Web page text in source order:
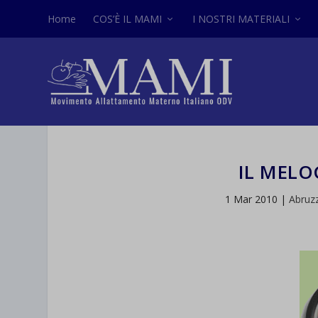
Home COS’È IL MAMI I NOSTRI MATERIALI
IL
1 Mar 2010 |